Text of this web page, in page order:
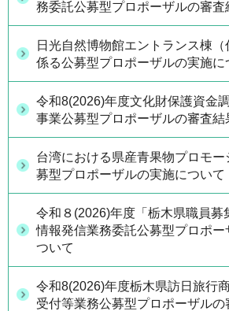
務委託公募型プロポーザルの審査
日光自然博物館エントランス棟
係る公募型プロポーザルの実施に
令和8(2026)年度文化財保護資金
事業公募型プロポーザルの審査結
台湾における県産青果物プロモ
募型プロポーザルの実施について
令和８(2026)年度「栃木県職員募
情報発信業務委託公募型プロポー
ついて
令和8(2026)年度栃木県訪日旅行
受付等業務公募型プロポーザルの